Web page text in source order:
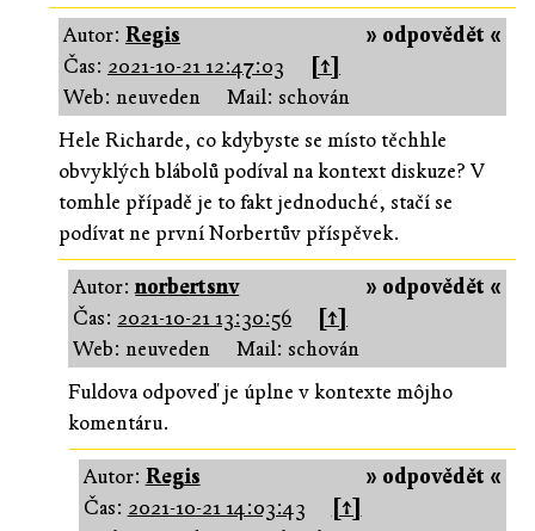
» odpovědět «
Autor: Regis
Čas: 2021-10-21 12:47:03
[↑]
Web: neuveden
Mail: schován
Hele Richarde, co kdybyste se místo těchhle
obvyklých blábolů podíval na kontext diskuze? V
tomhle případě je to fakt jednoduché, stačí se
podívat ne první Norbertův příspěvek.
» odpovědět «
Autor:norbertsnv
Čas: 2021-10-21 13:30:56
[↑]
Web: neuveden
Mail: schován
Fuldova odpoveď je úplne v kontexte môjho
komentáru.
» odpovědět «
Autor: Regis
Čas: 2021-10-21 14:03:43
[↑]